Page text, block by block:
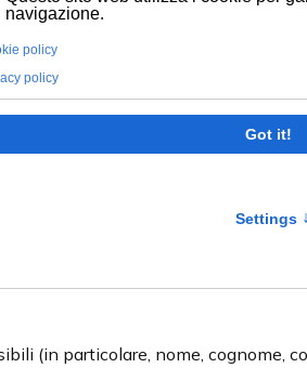
proteggere la tua privacy e la
e regola la raccolta e l'uso
Mezzavia 115/d 35020 Due
13 Regolamento UE n. 2016/679
(in particolare, nome, cognome,